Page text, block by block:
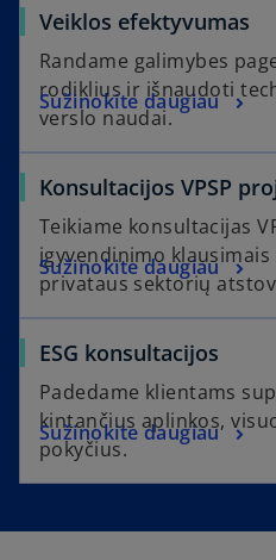
Veiklos efektyvumas
Randame galimybes
rodiklius ir išnaudoti
verslo naudai.
Sužinokite daugiau
Konsultacijos VPSP
Teikiame konsultacijas
įgyvendinimo
privataus sektorių
Sužinokite daugiau
ESG konsultacijos
Padedame klientams
kintančius aplinkos,
pokyčius.
Sužinokite daugiau